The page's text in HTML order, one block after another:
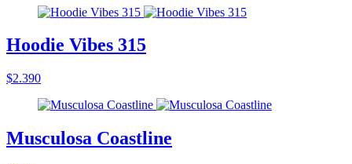
Hoodie Vibes 315
$2.390
Musculosa Coastline